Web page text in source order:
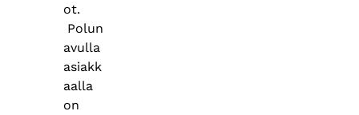
ot.
Polun
avulla
asiakk
aalla
on